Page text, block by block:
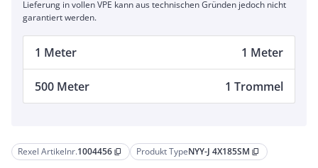
Rexel Artikelnr.1004456 content_copy Produkt TypeNYY-J 4X185SM content_copy
Lieferung in vollen VPE kann aus technischen Gründen jedoch nicht
garantiert werden.
1 Meter 1 Meter
500 Meter 1 Trommel